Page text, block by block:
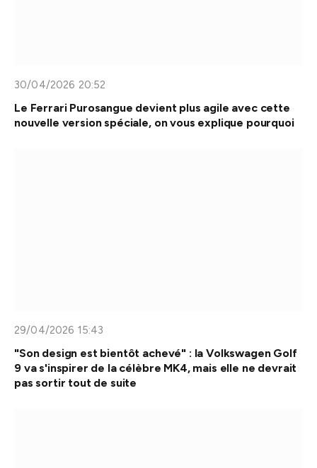
30/04/2026 20:52
Le Ferrari Purosangue devient plus agile avec cette
nouvelle version spéciale, on vous explique pourquoi
29/04/2026 15:43
"Son design est bientôt achevé" : la Volkswagen Golf
9 va s'inspirer de la célèbre MK4, mais elle ne devrait
pas sortir tout de suite